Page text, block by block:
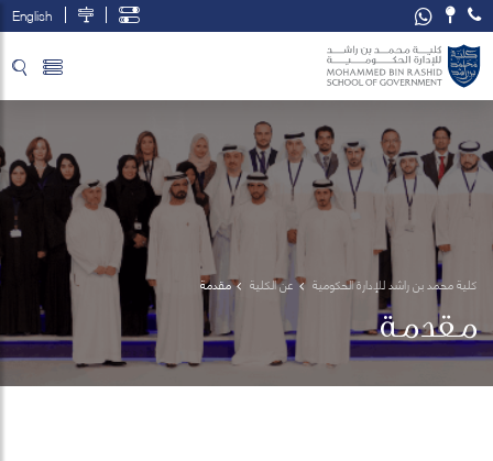
English
كلية محمد بن راشد للإدارة الحكومية عن الكلية مقدمة
مقدمة